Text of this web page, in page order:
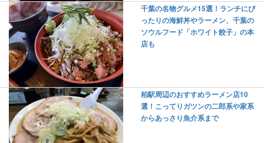
千葉の名物グルメ15選！ランチにぴ
ったりの海鮮丼やラーメン、千葉の
ソウルフード「ホワイト餃子」の本
店も
柏駅周辺のおすすめラーメン店10
選！こってりガツンの二郎系や家系
からあっさり魚介系まで